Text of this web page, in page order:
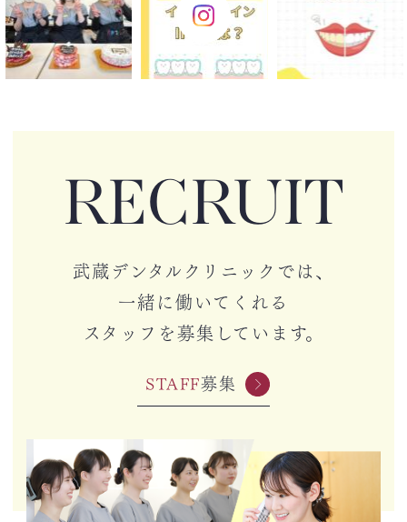
RECRUIT
武蔵デンタルクリニックでは、
一緒に働いてくれる
スタッフを募集しています。
STAFF募集